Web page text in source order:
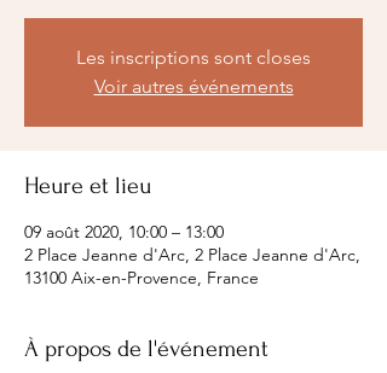
Les inscriptions sont closes
Voir autres événements
Heure et lieu
09 août 2020, 10:00 – 13:00
2 Place Jeanne d'Arc, 2 Place Jeanne d'Arc,
13100 Aix-en-Provence, France
À propos de l'événement